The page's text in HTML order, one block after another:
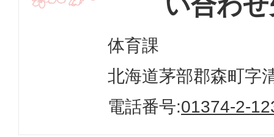
体育課
北海道茅部郡森町字
電話番号:01374-2-